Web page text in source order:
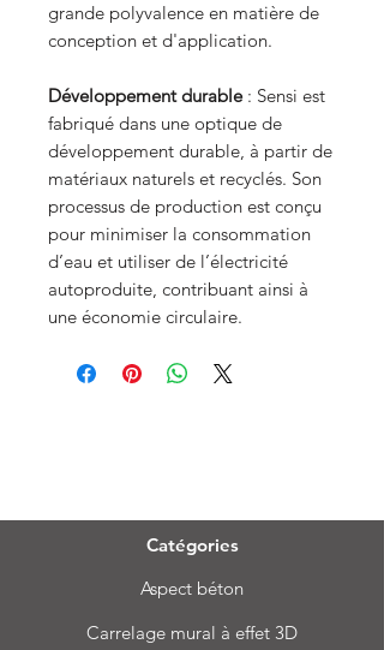
grande polyvalence en matière de
conception et d'application.
Développement durable: Sensi est
fabriqué dans une optique de
développement durable, à partir de
matériaux naturels et recyclés. Son
processus de production est conçu
pour minimiser la consommation
d’eau et utiliser de l’électricité
autoproduite, contribuant ainsi à
une économie circulaire.
Catégories
Aspect béton
Carrelage mural à effet 3D